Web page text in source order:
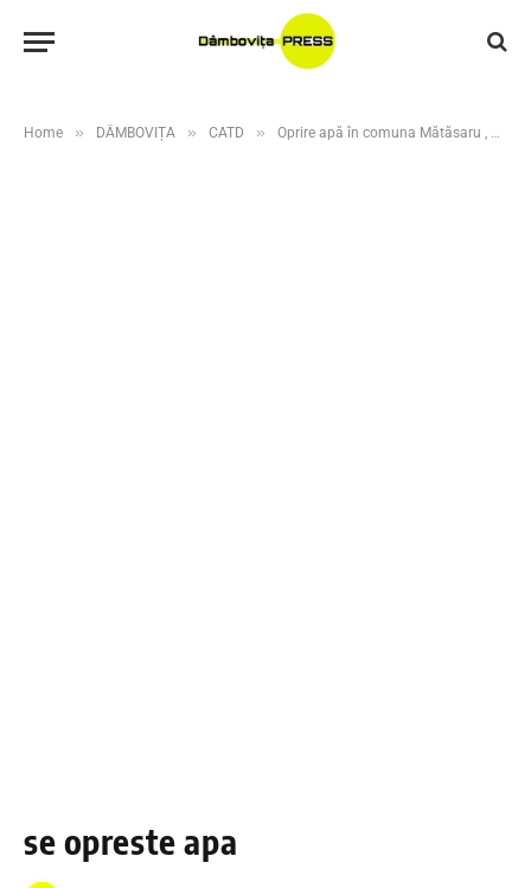
Home » DÂMBOVIȚA » CATD » Oprire apă în comuna Mătăsaru , 27 aprilie 2026
se opreste apa